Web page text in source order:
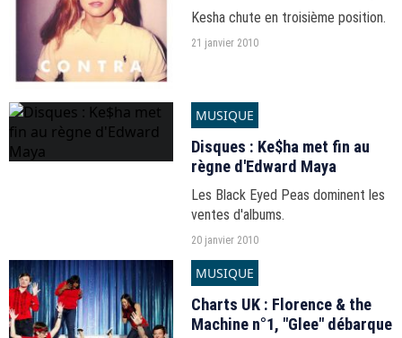
Kesha chute en troisième position.
21 janvier 2010
MUSIQUE
Disques : Ke$ha met fin au
règne d'Edward Maya
Les Black Eyed Peas dominent les
ventes d'albums.
20 janvier 2010
MUSIQUE
Charts UK : Florence & the
Machine n°1, "Glee" débarque